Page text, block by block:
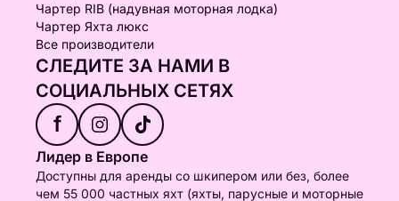
Чартер RIB (надувная моторная лодка)
Чартер Яхта люкс
Все производители
СЛЕДИТЕ ЗА НАМИ В
СОЦИАЛЬНЫХ СЕТЯХ
f
Лидер в Европе
Доступны для аренды со шкипером или без, более
чем 55 000 частных яхт (яхты, парусные и моторные